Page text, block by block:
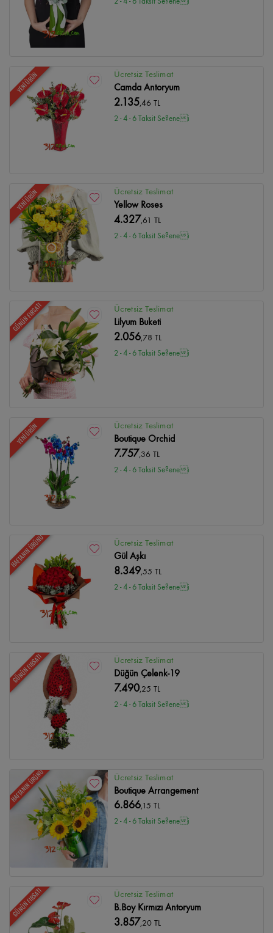
YENİ ÜRÜN Ücretsiz Teslimat
Camda Antoryum
2.135,46 TL
2 - 4 - 6 Taksit Se?enei
YENİ ÜRÜN Ücretsiz Teslimat
Yellow Roses
4.327,61 TL
2 - 4 - 6 Taksit Se?enei
GÜNÜN FIRSATI Ücretsiz Teslimat
Lilyum Buketi
2.056,78 TL
2 - 4 - 6 Taksit Se?enei
YENİ ÜRÜN Ücretsiz Teslimat
Boutique Orchid
7.757,36 TL
2 - 4 - 6 Taksit Se?enei
HAFTANIN ÜRÜNÜ Ücretsiz Teslimat
Gül Aşkı
8.349,55 TL
2 - 4 - 6 Taksit Se?enei
GÜNÜN FIRSATI Ücretsiz Teslimat
Düğün Çelenk-19
7.490,25 TL
2 - 4 - 6 Taksit Se?enei
HAFTANIN ÜRÜNÜ Ücretsiz Teslimat
Boutique Arrangement
6.866,15 TL
2 - 4 - 6 Taksit Se?enei
GÜNÜN FIRSATI Ücretsiz Teslimat
B.Boy Kırmızı Antoryum
3.857,20 TL